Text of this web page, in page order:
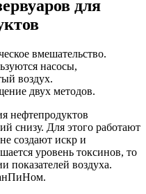
для
вмешательство.
насосы,
воздух.
двух методов.
нефтепродуктов
снизу. Для этого работают
создают искр и
уровень токсинов, то
показателей воздуха.